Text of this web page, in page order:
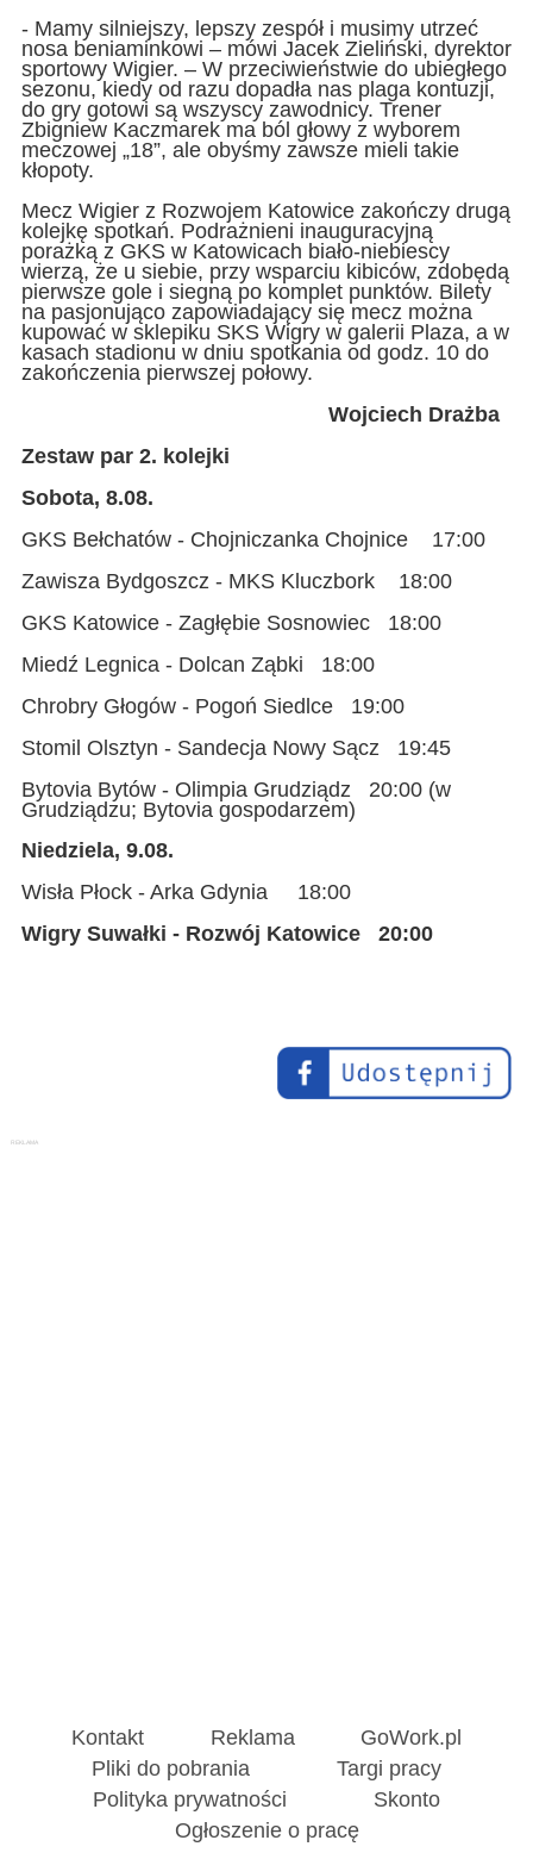
- Mamy silniejszy, lepszy zespół i musimy utrzeć
nosa beniaminkowi – mówi Jacek Zieliński, dyrektor
sportowy Wigier. – W przeciwieństwie do ubiegłego
sezonu, kiedy od razu dopadła nas plaga kontuzji,
do gry gotowi są wszyscy zawodnicy. Trener
Zbigniew Kaczmarek ma ból głowy z wyborem
meczowej „18”, ale obyśmy zawsze mieli takie
kłopoty.
Mecz Wigier z Rozwojem Katowice zakończy drugą
kolejkę spotkań. Podrażnieni inauguracyjną
porażką z GKS w Katowicach biało-niebiescy
wierzą, że u siebie, przy wsparciu kibiców, zdobędą
pierwsze gole i siegną po komplet punktów. Bilety
na pasjonująco zapowiadający się mecz można
kupować w sklepiku SKS Wigry w galerii Plaza, a w
kasach stadionu w dniu spotkania od godz. 10 do
zakończenia pierwszej połowy.
Wojciech Drażba
Zestaw par 2. kolejki
Sobota, 8.08.
GKS Bełchatów - Chojniczanka Chojnice 17:00
Zawisza Bydgoszcz - MKS Kluczbork 18:00
GKS Katowice - Zagłębie Sosnowiec 18:00
Miedź Legnica - Dolcan Ząbki 18:00
Chrobry Głogów - Pogoń Siedlce 19:00
Stomil Olsztyn - Sandecja Nowy Sącz 19:45
Bytovia Bytów - Olimpia Grudziądz 20:00 (w
Grudziądzu; Bytovia gospodarzem)
Niedziela, 9.08.
Wisła Płock - Arka Gdynia 18:00
Wigry Suwałki - Rozwój Katowice 20:00
Kontakt Reklama
GoWork.pl
Pliki do pobrania
Targi pracy
Polityka prywatności
Skonto
Ogłoszenie o pracę